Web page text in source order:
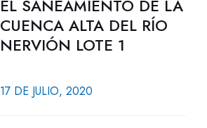
EL SANEAMIENTO DE LA
CUENCA ALTA DEL RÍO
NERVIÓN LOTE 1
17 DE JULIO, 2020